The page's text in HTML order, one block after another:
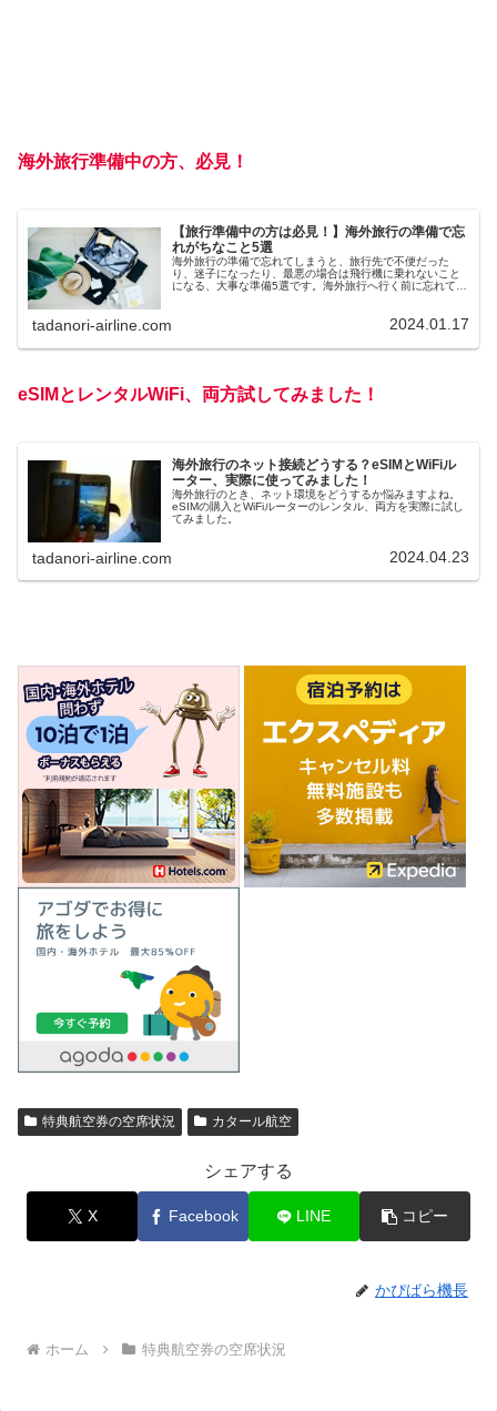
海外旅行準備中の方、必見！
【旅行準備中の方は必見！】海外旅行の準備で忘
れがちなこと5選
海外旅行の準備で忘れてしまうと、旅行先で不便だった
り、迷子になったり、最悪の場合は飛行機に乗れないこと
になる、大事な準備5選です。海外旅行へ行く前に忘れてな
tadanori-airline.com 2024.01.17
eSIMとレンタルWiFi、両方試してみました！
海外旅行のネット接続どうする？eSIMとWiFiル
ーター、実際に使ってみました！
海外旅行のとき、ネット環境をどうするか悩みますよね。
eSIMの購入とWiFiルーターのレンタル、両方を実際に試し
てみました。
tadanori-airline.com 2024.04.23
特典航空券の空席状況 カタール航空
シェアする
X Facebook LINE コピー
かぴばら機長
ホーム 特典航空券の空席状況